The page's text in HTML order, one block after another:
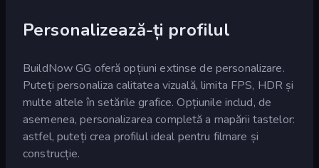
Personalizează-ți profilul
BuildNow GG oferă opțiuni extinse de personalizare.
Puteți personaliza calitatea vizuală, limita FPS, HDR și
multe altele în setările grafice. Opțiunile includ, de
asemenea, personalizarea completă a mapării tastelor:
astfel, puteți crea profilul ideal pentru filmare și
construcție.